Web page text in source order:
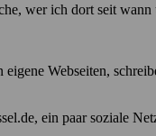
wer ich dort seit
Webseiten,
ein paar soziale